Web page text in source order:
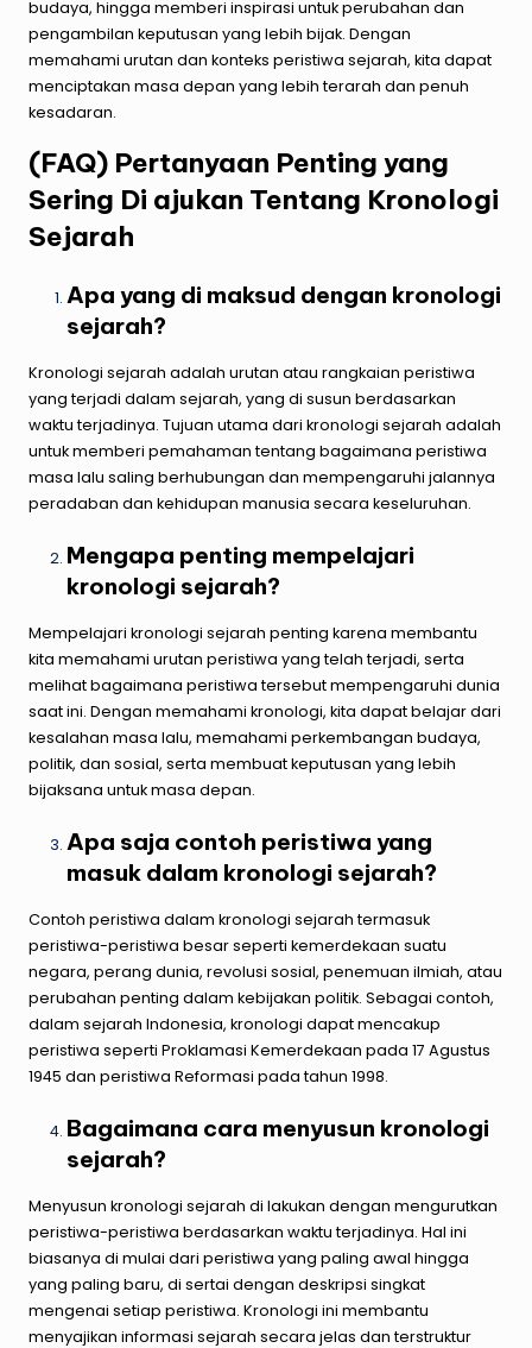
budaya, hingga memberi inspirasi untuk perubahan dan
pengambilan keputusan yang lebih bijak. Dengan
memahami urutan dan konteks peristiwa sejarah, kita dapat
menciptakan masa depan yang lebih terarah dan penuh
kesadaran.
(FAQ) Pertanyaan Penting yang
Sering Di ajukan Tentang Kronologi
Sejarah
Apa yang di maksud dengan kronologi
sejarah?
Kronologi sejarah adalah urutan atau rangkaian peristiwa
yang terjadi dalam sejarah, yang di susun berdasarkan
waktu terjadinya. Tujuan utama dari kronologi sejarah adalah
untuk memberi pemahaman tentang bagaimana peristiwa
masa lalu saling berhubungan dan mempengaruhi jalannya
peradaban dan kehidupan manusia secara keseluruhan.
Mengapa penting mempelajari
kronologi sejarah?
Mempelajari kronologi sejarah penting karena membantu
kita memahami urutan peristiwa yang telah terjadi, serta
melihat bagaimana peristiwa tersebut mempengaruhi dunia
saat ini. Dengan memahami kronologi, kita dapat belajar dari
kesalahan masa lalu, memahami perkembangan budaya,
politik, dan sosial, serta membuat keputusan yang lebih
bijaksana untuk masa depan.
Apa saja contoh peristiwa yang
masuk dalam kronologi sejarah?
Contoh peristiwa dalam kronologi sejarah termasuk
peristiwa-peristiwa besar seperti kemerdekaan suatu
negara, perang dunia, revolusi sosial, penemuan ilmiah, atau
perubahan penting dalam kebijakan politik. Sebagai contoh,
dalam sejarah Indonesia, kronologi dapat mencakup
peristiwa seperti Proklamasi Kemerdekaan pada 17 Agustus
1945 dan peristiwa Reformasi pada tahun 1998.
Bagaimana cara menyusun kronologi
sejarah?
Menyusun kronologi sejarah di lakukan dengan mengurutkan
peristiwa-peristiwa berdasarkan waktu terjadinya. Hal ini
biasanya di mulai dari peristiwa yang paling awal hingga
yang paling baru, di sertai dengan deskripsi singkat
mengenai setiap peristiwa. Kronologi ini membantu
menyajikan informasi sejarah secara jelas dan terstruktur